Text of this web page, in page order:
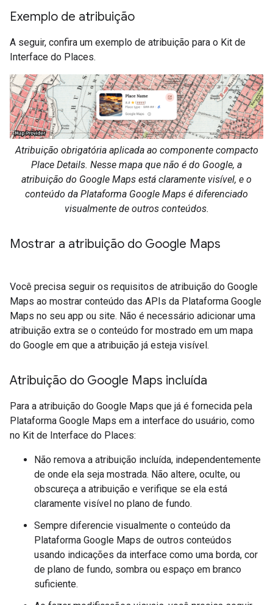
Exemplo de atribuição
A seguir, confira um exemplo de atribuição para o Kit de
Interface do Places.
Atribuição obrigatória aplicada ao componente compacto
Place Details. Nesse mapa que não é do Google, a
atribuição do Google Maps está claramente visível, e o
conteúdo da Plataforma Google Maps é diferenciado
visualmente de outros conteúdos.
Mostrar a atribuição do Google Maps
Você precisa seguir os requisitos de atribuição do Google
Maps ao mostrar conteúdo das APIs da Plataforma Google
Maps no seu app ou site. Não é necessário adicionar uma
atribuição extra se o conteúdo for mostrado em um mapa
do Google em que a atribuição já esteja visível.
Atribuição do Google Maps incluída
Para a atribuição do Google Maps que já é fornecida pela
Plataforma Google Maps em a interface do usuário, como
no Kit de Interface do Places:
Não remova a atribuição incluída, independentemente
de onde ela seja mostrada. Não altere, oculte, ou
obscureça a atribuição e verifique se ela está
claramente visível no plano de fundo.
Sempre diferencie visualmente o conteúdo da
Plataforma Google Maps de outros conteúdos
usando indicações da interface como uma borda, cor
de plano de fundo, sombra ou espaço em branco
suficiente.